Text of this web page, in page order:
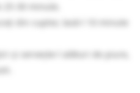
30 minute.
din cuptor, lasă-l 10 minute
și servește-l alături de piure,